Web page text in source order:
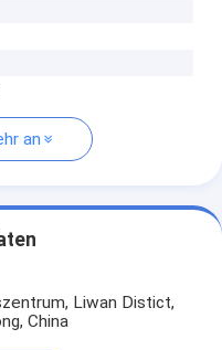
an
Liwan Distict,
China